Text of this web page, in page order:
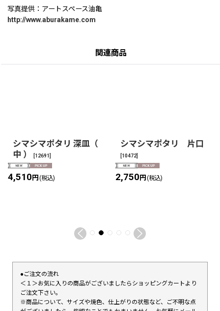
写真提供：アートスペース油亀
http://www.aburakame.com
関連商品
シマシマポタリ 深皿（
中 ）
[12691]
4,510円 (税込)
シマシマポタリ 片口
[10472]
2,750円 (税込)
●ご注文の流れ
＜１＞お気に入りの商品がございましたらショッピングカートより
ご注文下さい。
※商品について、サイズや焼色、仕上がりの状態など、ご不明な点